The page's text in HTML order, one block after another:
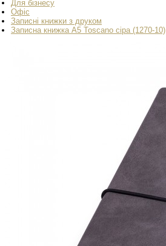
Для бізнесу
Офіс
Записні книжки з друком
Записна книжка А5 Toscano сіра (1270-10)